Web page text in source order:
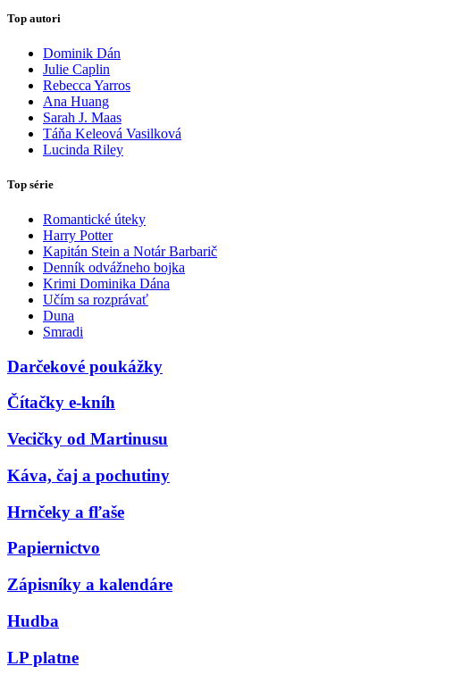
Top autori
Dominik Dán
Julie Caplin
Rebecca Yarros
Ana Huang
Sarah J. Maas
Táňa Keleová Vasilková
Lucinda Riley
Top série
Romantické úteky
Harry Potter
Kapitán Stein a Notár Barbarič
Denník odvážneho bojka
Krimi Dominika Dána
Učím sa rozprávať
Duna
Smradi
Darčekové poukážky
Čítačky e-kníh
Vecičky od Martinusu
Káva, čaj a pochutiny
Hrnčeky a fľaše
Papiernictvo
Zápisníky a kalendáre
Hudba
LP platne